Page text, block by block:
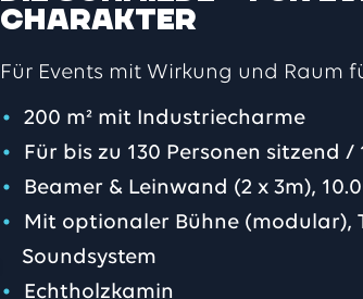
Konferenzraum 4
GRÖSSE 89 m²
KAPAZITÄT
GRÖSSE 48 m²
TECHNIK Flip Screen
Charakter
Für Events mit Wirkung und Raum
200 m² mit Industriecharme
Für bis zu 130 Personen sitzend /
Beamer & Leinwand (2 x 3m),
Mit optionaler Bühne (modular),
Soundsystem
Echtholzkamin